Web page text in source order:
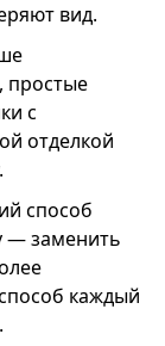
вид.
простые
с
отделкой
способ
— заменить
каждый